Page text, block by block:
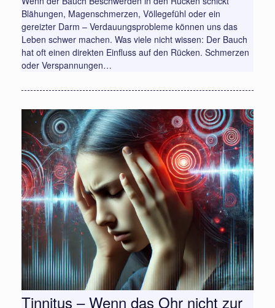
Blähungen, Magenschmerzen, Völlegefühl oder ein
gereizter Darm – Verdauungsprobleme können uns das
Leben schwer machen. Was viele nicht wissen: Der Bauch
hat oft einen direkten Einfluss auf den Rücken. Schmerzen
oder Verspannungen…
Tinnitus – Wenn das Ohr nicht zur